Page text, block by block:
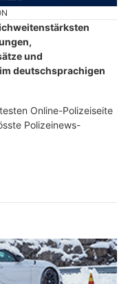
und
deutschsprachigen
Online-Polizeiseite
Polizeinews-